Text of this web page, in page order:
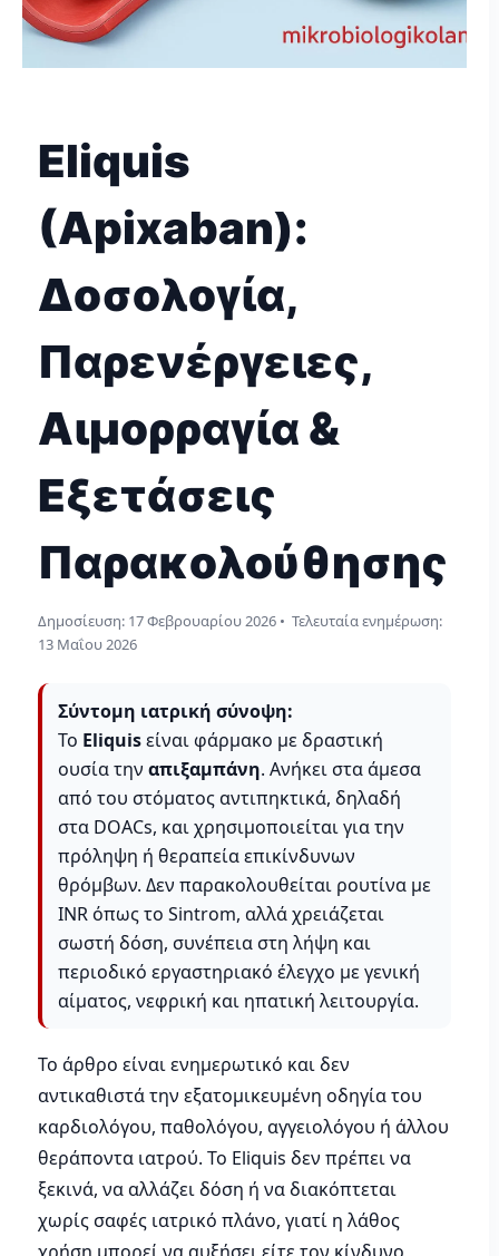
Eliquis
(Apixaban):
Δοσολογία,
Παρενέργειες,
Αιμορραγία &
Εξετάσεις
Παρακολούθησης
Δημοσίευση: 17 Φεβρουαρίου 2026 • Τελευταία ενημέρωση:
13 Μαΐου 2026
Σύντομη ιατρική σύνοψη:
Το Eliquisείναι φάρμακο με δραστική
ουσία την απιξαμπάνη. Ανήκει στα άμεσα
από του στόματος αντιπηκτικά, δηλαδή
στα DOACs, και χρησιμοποιείται για την
πρόληψη ή θεραπεία επικίνδυνων
θρόμβων. Δεν παρακολουθείται ρουτίνα με
INR όπως το Sintrom, αλλά χρειάζεται
σωστή δόση, συνέπεια στη λήψη και
περιοδικό εργαστηριακό έλεγχο με γενική
αίματος, νεφρική και ηπατική λειτουργία.
Το άρθρο είναι ενημερωτικό και δεν
αντικαθιστά την εξατομικευμένη οδηγία του
καρδιολόγου, παθολόγου, αγγειολόγου ή άλλου
θεράποντα ιατρού. Το Eliquis δεν πρέπει να
ξεκινά, να αλλάζει δόση ή να διακόπτεται
χωρίς σαφές ιατρικό πλάνο, γιατί η λάθος